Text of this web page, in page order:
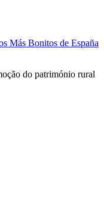
Más Bonitos de España
do património rural